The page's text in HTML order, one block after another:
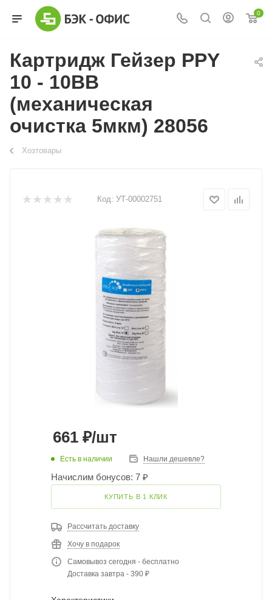
0
Картридж Гейзер PPY
10 - 10BB
(механическая
очистка 5мкм) 28056
Хозтовары
Код: УТ-00002751
661 ₽/шт
Есть в наличии Нашли дешевле?
Начислим бонусов: 7 ₽
КУПИТЬ В 1 КЛИК
Рассчитать доставку
Хочу в подарок
Самовывоз сегодня - бесплатно
Доставка завтра - 390 ₽